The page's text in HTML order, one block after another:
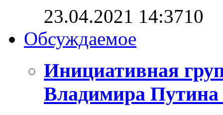
23.04.2021 14:3710
Обсуждаемое
Инициативная
Владимира Путина